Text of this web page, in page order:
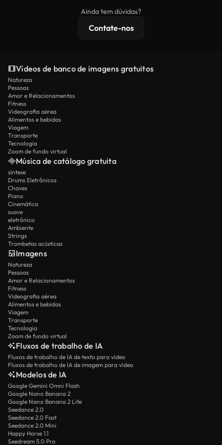
licenciamento estendidas.
Ainda tem dúvidas?
Contate-nos
Vídeos de banco de imagens gratuitos
Natureza
Pessoas
Amor e Relacionamentos
Fitness
Videografia aérea
Alimentos e bebidas
Viagem
Transporte
Tecnologia
Zoom de fundo virtual
Música de catálogo gratuita
síntese
Drums Eletrônicos
Chaves
Piano
Cinemática
suave
eletrônico
Ambiente
Strings
Trombetas acústicas
Imagens
Natureza
Pessoas
Amor e Relacionamentos
Fitness
Videografia aérea
Alimentos e bebidas
Viagem
Transporte
Tecnologia
Zoom de fundo virtual
Fluxos de trabalho de IA
Fluxos de trabalho de IA de texto para vídeo
Fluxos de trabalho de IA de imagem para vídeo
Modelos de IA
Google Gemini Omni Flash
Google Nano Banana 2
Google Nano Banana 2 Lite
Seedance 2.0
Seedance 2.0 Fast
Seedance 2.0 Mini
Happy Horse 1.1
Seedream 5.0 Pro